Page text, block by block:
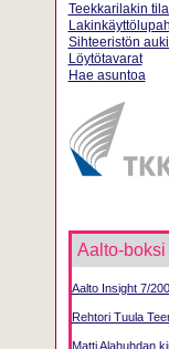
Teekkarilakin
Sihteeristön
Löytötavarat
Hae asuntoa
Aalto-boksi
Aalto Insight 7/
Rehtori Tuula
Matti Alahuhdan